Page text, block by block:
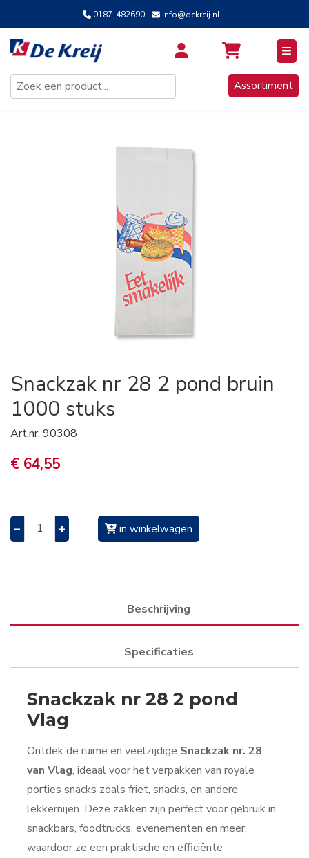
0187-482690 info@dekreij.nl
Inloggen / Aanmelden
Assortiment
Snackzak nr 28 2 pond bruin
1000 stuks
Art.nr. 90308
€ 64,55
– + in winkelwagen
Beschrijving
Specificaties
Snackzak nr 28 2 pond
Vlag
Ontdek de ruime en veelzijdige Snackzak nr. 28
van Vlag, ideaal voor het verpakken van royale
porties snacks zoals friet, snacks, en andere
lekkernijen. Deze zakken zijn perfect voor gebruik in
snackbars, foodtrucks, evenementen en meer,
waardoor ze een praktische en efficiënte